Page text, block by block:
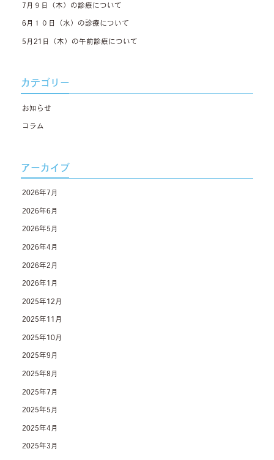
7月９日（木）の診療について
6月１０日（水）の診療について
5月21日（木）の午前診療について
カテゴリー
お知らせ
コラム
アーカイブ
2026年7月
2026年6月
2026年5月
2026年4月
2026年2月
2026年1月
2025年12月
2025年11月
2025年10月
2025年9月
2025年8月
2025年7月
2025年5月
2025年4月
2025年3月